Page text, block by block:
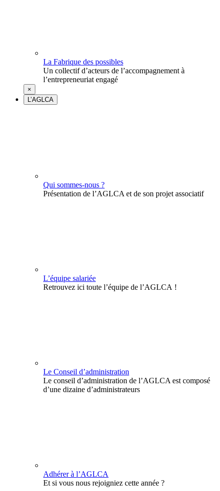
La Fabrique des possibles
Un collectif d’acteurs de l’accompagnement à
l’entrepreneuriat engagé
×
L’AGLCA
Qui sommes-nous ?
Présentation de l’AGLCA et de son projet associatif
L’équipe salariée
Retrouvez ici toute l’équipe de l’AGLCA !
Le Conseil d’administration
Le conseil d’administration de l’AGLCA est composé
d’une dizaine d’administrateurs
Adhérer à l’AGLCA
Et si vous nous rejoigniez cette année ?